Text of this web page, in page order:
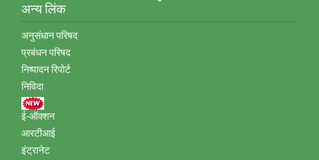
अन्‍य लिंक
अनुसंधान परिषद
प्रबंधन परिषद
निष्‍पादन रिपोर्ट
निविदा
ई-ऑक्‍शन
आरटीआई
इंट्रानेट